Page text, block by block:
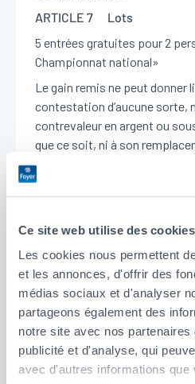
Ce site web utilise des cookies.
Les cookies nous permettent
et les annonces, d'offrir des
médias sociaux et d'analyser
partageons également des
notre site avec nos
publicité et d'analyse, qui
avec d'autres informations que
ARTICLE 7 Lots
5 entrées gratuites pour 2
Championnat national»
Le gain remis ne peut donner
contestation d’aucune sorte,
contrevaleur en argent ou
que ce soit, ni à son
quelque raison que ce soit.
publier le nom et la
fins publicitaires ou de
rémunération autre que celle
gagnant qui s'oppose à
sa photo à des fins
publiques, doit informer
moyen d'un simple courrier ou
dans les 15 jours de la